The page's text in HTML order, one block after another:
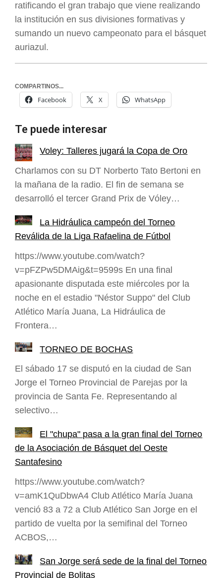
ratificando el gran trabajo que viene realizando
la institución en sus divisiones formativas y
sumando un nuevo campeonato para el básquet
auriazul.
COMPARTINOS...
Facebook X WhatsApp
Te puede interesar
Voley: Talleres jugará la Copa de Oro
Charlamos con su DT Norberto Tato Bertoni en
la mañana de la radio. El fin de semana se
desarrolló el tercer Grand Prix de Vóley…
La Hidráulica campeón del Torneo
Reválida de la Liga Rafaelina de Fútbol
https://www.youtube.com/watch?
v=pFZPw5DMAig&t=9599s En una final
apasionante disputada este miércoles por la
noche en el estadio "Néstor Suppo" del Club
Atlético María Juana, La Hidráulica de
Frontera…
TORNEO DE BOCHAS
El sábado 17 se disputó en la ciudad de San
Jorge el Torneo Provincial de Parejas por la
provincia de Santa Fe. Representando al
selectivo…
El "chupa" pasa a la gran final del Torneo
de la Asociación de Básquet del Oeste
Santafesino
https://www.youtube.com/watch?
v=amK1QuDbwA4 Club Atlético María Juana
venció 83 a 72 a Club Atlético San Jorge en el
partido de vuelta por la semifinal del Torneo
ACBOS,…
San Jorge será sede de la final del Torneo
Provincial de Bolitas